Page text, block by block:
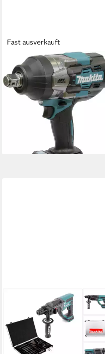
Fast ausverkauft
MAKITA
Akku-Schlagbohrmaschine
TW001GZ, max. 1800 U/min,
ohne Akku und Ladegerät,
ab 280,42 € UVP 351,00 €
lieferbar - in 1-2 Werktagen bei dir
Akku-Kombibohrhammer DHR
202 Z 18 V Li-Ion Akku
Kombihammer Solo mit SDS
Plus + D-42444